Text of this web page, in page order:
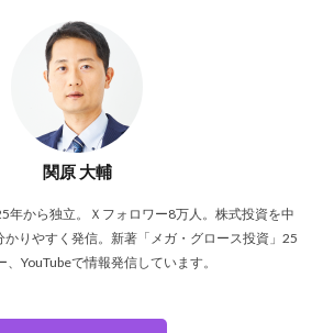
関原 大輔
年から独立。Ｘフォロワー8万人。株式投資を中
りやすく発信。新著「メガ・グロース投資」25
YouTubeで情報発信しています。